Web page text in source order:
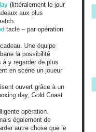
(littéralement le jour
aux plus
tacle – par opération
Une équipe
la possibilité
à y regarder de plus
en scène un joueur
ouvert grâce à un
day, Gold Coast
opération.
également de
autre chose que le